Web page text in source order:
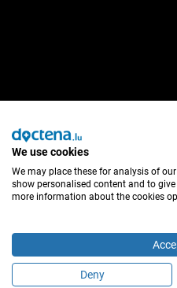
Buchen Sie
We use cookies
We may place these for analysis of
show personalised content and to
more information about the cookies
Deny